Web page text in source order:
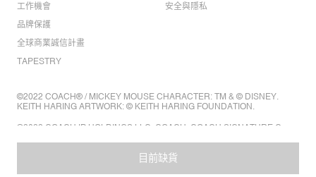
目前缺貨
工作機會
品牌保護
全球商業誠信計畫
TAPESTRY
安全與隱私
©2022 COACH® / MICKEY MOUSE CHARACTER: TM & © DISNEY.
KEITH HARING ARTWORK: © KEITH HARING FOUNDATION.
©2022 COACH IP HOLDINGS LLC. COACH, COACH SIGNATURE C